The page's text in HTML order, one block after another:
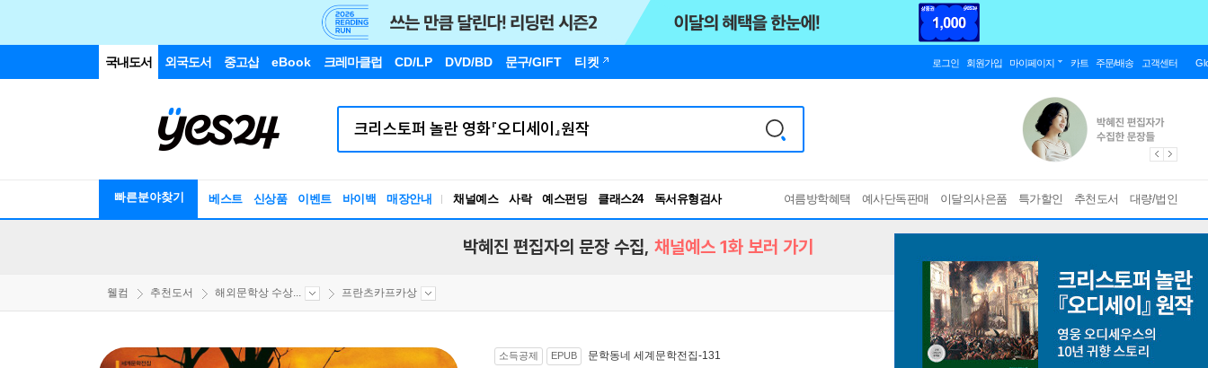
국내도서 외국도서 중고샵 eBook 크레마클럽 CD/LP DVD/BD 문구/GIFT 티켓 로그인 회원가입 마이페이지 카트 주문/배송 고객센터
빠른분야찾기 베스트 신상품 이벤트 바이백 매장안내 채널예스 사락 예스펀딩 클래스24
독서유형검사
RBTI Lab
여름방학혜택 예사단독판매 이달의사은품 특가할인 추천도서 대량/법인
박혜진 편집자의 문장 수집, 채널예스 1화 보러 가기
웰컴 추천도서 해외문학상 수상... 프란츠카프카상
소득공제 EPUB 문학동네 세계문학전집-131